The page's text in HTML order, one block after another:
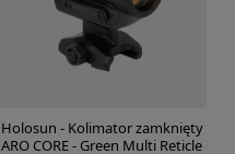
Holosun - Kolimator zamknięty
ARO CORE - Green Multi Reticle